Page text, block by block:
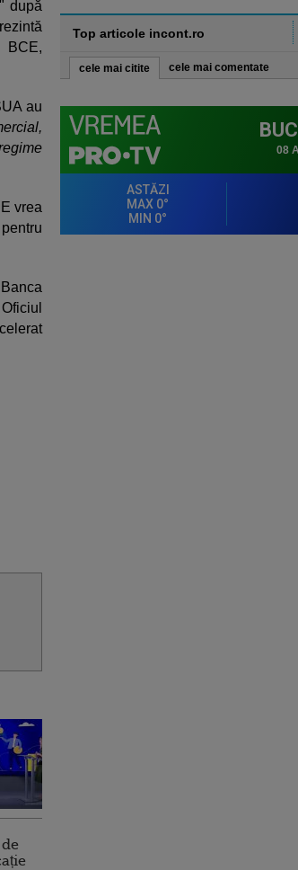
după
au
vrea
Top articole incont.ro
cele mai citite cele mai comentate